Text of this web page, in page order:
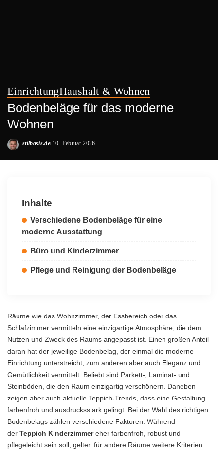
EinrichtungHaushalt & Wohnen
Bodenbeläge für das moderne
Wohnen
Posted
stilbasis.de 10. Februar 2026
Inhalte
Verschiedene Bodenbeläge für eine
moderne Ausstattung
Büro und Kinderzimmer
Pflege und Reinigung der Bodenbeläge
Räume wie das Wohnzimmer, der Essbereich oder das
Schlafzimmer vermitteln eine einzigartige Atmosphäre, die dem
Nutzen und Zweck des Raums angepasst ist. Einen großen Anteil
daran hat der jeweilige Bodenbelag, der einmal die moderne
Einrichtung unterstreicht, zum anderen aber auch Eleganz und
Gemütlichkeit vermittelt. Beliebt sind Parkett-, Laminat- und
Steinböden, die den Raum einzigartig verschönern. Daneben
zeigen aber auch aktuelle Teppich-Trends, dass eine Gestaltung
farbenfroh und ausdrucksstark gelingt. Bei der Wahl des richtigen
Bodenbelags zählen verschiedene Faktoren. Während
der Teppich Kinderzimmereher farbenfroh, robust und
pflegeleicht sein soll, gelten für andere Räume weitere Kriterien.